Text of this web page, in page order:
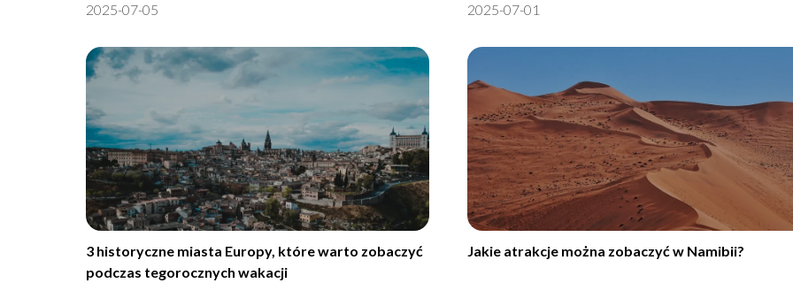
2025-07-05 2025-07-01
3 historyczne miasta Europy, które warto zobaczyć
podczas tegorocznych wakacji
Jakie atrakcje można zobaczyć w Namibii?